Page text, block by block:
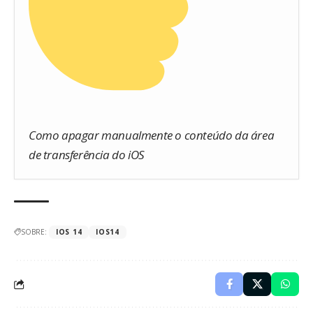
Como apagar manualmente o conteúdo da área
de transferência do iOS
SOBRE: IOS 14 IOS14